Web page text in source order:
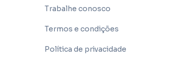
Trabalhe conosco
Termos e condições
Política de privacidade